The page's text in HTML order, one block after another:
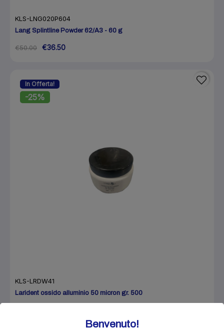
KLS-LNG020P604
Lang Splintline Powder 62/A3 - 60 g
€50.00 €36.50
In Offerta!
-25%
KLS-LRDW41
Larident ossido alluminio 50 micron gr. 500
Benvenuto!